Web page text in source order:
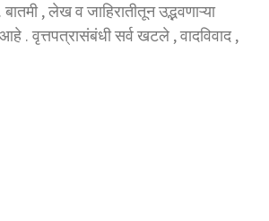
, लेख व जाहिरातीतून उद्भवणाऱ्या
. वृत्तपत्रासंबंधी सर्व खटले , वादविवाद ,